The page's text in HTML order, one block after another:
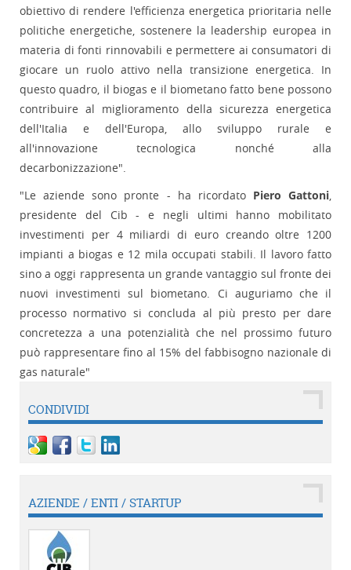
obiettivo di rendere l'efficienza energetica prioritaria nelle
politiche energetiche, sostenere la leadership europea in
materia di fonti rinnovabili e permettere ai consumatori di
giocare un ruolo attivo nella transizione energetica. In
questo quadro, il biogas e il biometano fatto bene possono
contribuire al miglioramento della sicurezza energetica
dell'Italia e dell'Europa, allo sviluppo rurale e
all'innovazione tecnologica nonché alla
decarbonizzazione".
"Le aziende sono pronte - ha ricordato Piero Gattoni,
presidente del Cib - e negli ultimi hanno mobilitato
investimenti per 4 miliardi di euro creando oltre 1200
impianti a biogas e 12 mila occupati stabili. Il lavoro fatto
sino a oggi rappresenta un grande vantaggio sul fronte dei
nuovi investimenti sul biometano. Ci auguriamo che il
processo normativo si concluda al più presto per dare
concretezza a una potenzialità che nel prossimo futuro
può rappresentare fino al 15% del fabbisogno nazionale di
gas naturale"
CONDIVIDI
AZIENDE / ENTI / STARTUP